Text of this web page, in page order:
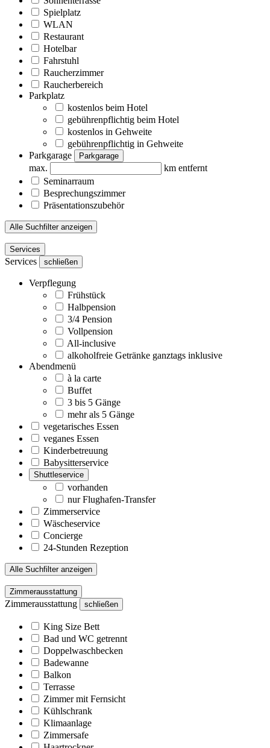
Spielplatz
WLAN
Restaurant
Hotelbar
Fahrstuhl
Raucherzimmer
Raucherbereich
Parkplatz
kostenlos beim Hotel
gebührenpflichtig beim Hotel
kostenlos in Gehweite
gebührenpflichtig in Gehweite
Parkgarage
Parkgarage
max.
km entfernt
Seminarraum
Besprechungszimmer
Präsentationszubehör
Alle Suchfilter anzeigen
Services
Services schließen
Verpflegung
Frühstück
Halbpension
3/4 Pension
Vollpension
All-inclusive
alkoholfreie Getränke ganztags inklusive
Abendmenü
à la carte
Buffet
3 bis 5 Gänge
mehr als 5 Gänge
vegetarisches Essen
veganes Essen
Kinderbetreuung
Babysitterservice
Shuttleservice
vorhanden
nur Flughafen-Transfer
Zimmerservice
Wäscheservice
Concierge
24-Stunden Rezeption
Alle Suchfilter anzeigen
Zimmerausstattung
Zimmerausstattung schließen
King Size Bett
Bad und WC getrennt
Doppelwaschbecken
Badewanne
Balkon
Terrasse
Zimmer mit Fernsicht
Kühlschrank
Klimaanlage
Zimmersafe